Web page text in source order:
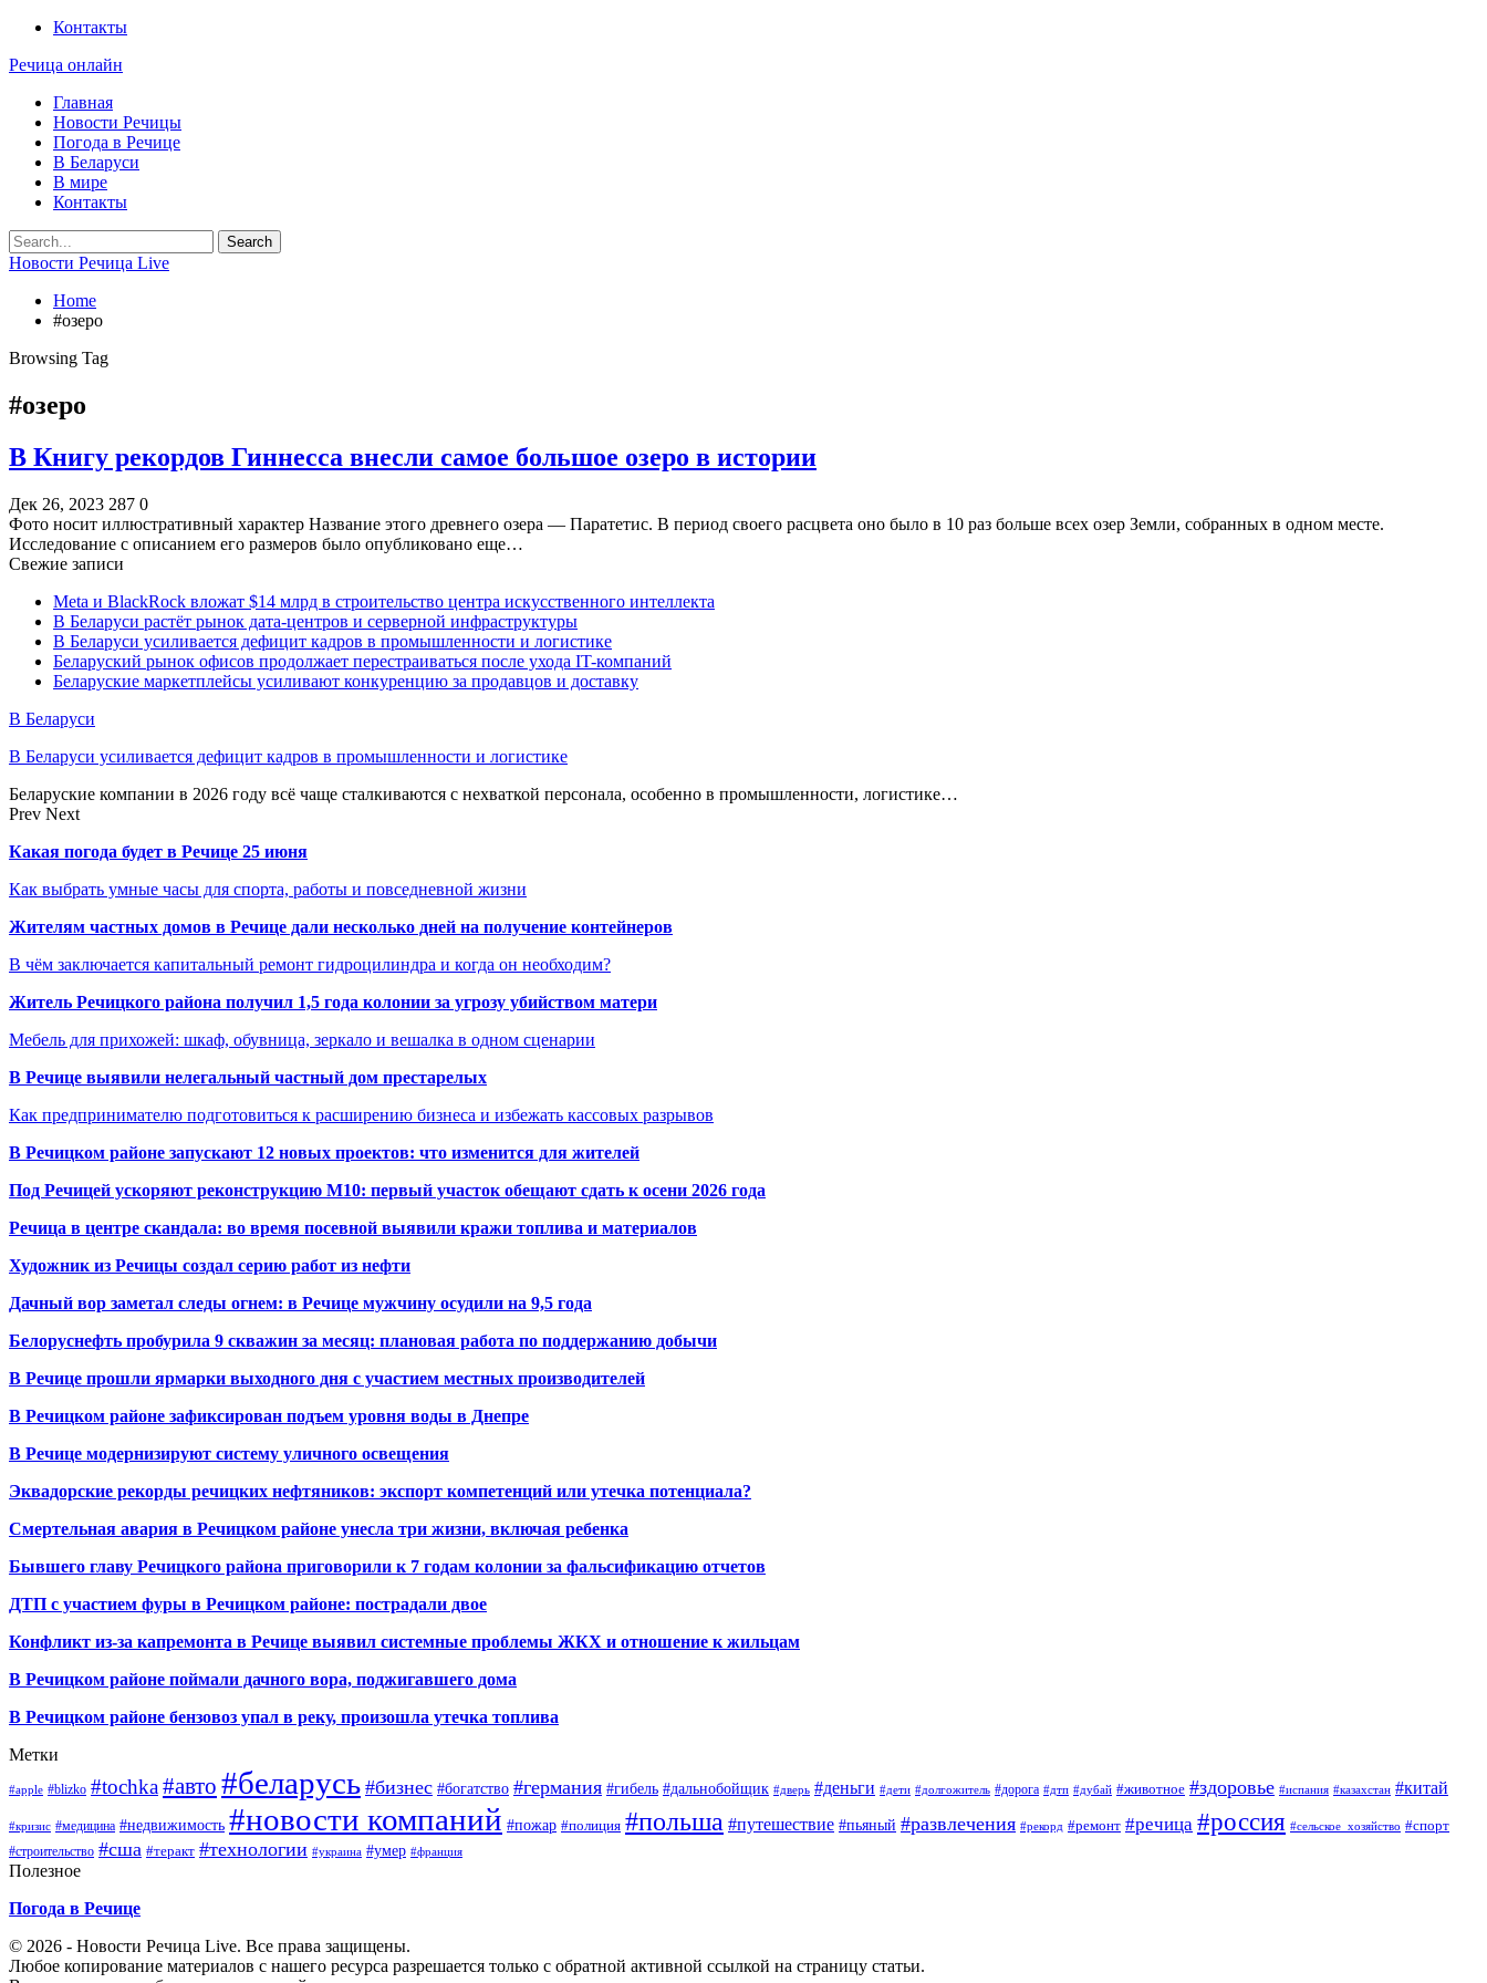
Контакты
Речица онлайн
Главная
Новости Речицы
Погода в Речице
В Беларуси
В мире
Контакты
Новости Речица Live
Home
#озеро
Browsing Tag
#озеро
В Книгу рекордов Гиннесса внесли самое большое озеро в истории
Дек 26, 2023 287 0
Фото носит иллюстративный характер Название этого древнего озера — Паратетис. В период своего расцвета оно было в 10 раз больше всех озер Земли, собранных в одном месте.
Исследование с описанием его размеров было опубликовано еще…
Свежие записи
Meta и BlackRock вложат $14 млрд в строительство центра искусственного интеллекта
В Беларуси растёт рынок дата-центров и серверной инфраструктуры
В Беларуси усиливается дефицит кадров в промышленности и логистике
Беларуский рынок офисов продолжает перестраиваться после ухода IT-компаний
Беларуские маркетплейсы усиливают конкуренцию за продавцов и доставку
В Беларуси
В Беларуси усиливается дефицит кадров в промышленности и логистике
Беларуские компании в 2026 году всё чаще сталкиваются с нехваткой персонала, особенно в промышленности, логистике…
Prev Next
Какая погода будет в Речице 25 июня
Как выбрать умные часы для спорта, работы и повседневной жизни
Жителям частных домов в Речице дали несколько дней на получение контейнеров
В чём заключается капитальный ремонт гидроцилиндра и когда он необходим?
Житель Речицкого района получил 1,5 года колонии за угрозу убийством матери
Мебель для прихожей: шкаф, обувница, зеркало и вешалка в одном сценарии
В Речице выявили нелегальный частный дом престарелых
Как предпринимателю подготовиться к расширению бизнеса и избежать кассовых разрывов
В Речицком районе запускают 12 новых проектов: что изменится для жителей
Под Речицей ускоряют реконструкцию М10: первый участок обещают сдать к осени 2026 года
Речица в центре скандала: во время посевной выявили кражи топлива и материалов
Художник из Речицы создал серию работ из нефти
Дачный вор заметал следы огнем: в Речице мужчину осудили на 9,5 года
Белоруснефть пробурила 9 скважин за месяц: плановая работа по поддержанию добычи
В Речице прошли ярмарки выходного дня с участием местных производителей
В Речицком районе зафиксирован подъем уровня воды в Днепре
В Речице модернизируют систему уличного освещения
Эквадорские рекорды речицких нефтяников: экспорт компетенций или утечка потенциала?
Смертельная авария в Речицком районе унесла три жизни, включая ребенка
Бывшего главу Речицкого района приговорили к 7 годам колонии за фальсификацию отчетов
ДТП с участием фуры в Речицком районе: пострадали двое
Конфликт из-за капремонта в Речице выявил системные проблемы ЖКХ и отношение к жильцам
В Речицком районе поймали дачного вора, поджигавшего дома
В Речицком районе бензовоз упал в реку, произошла утечка топлива
Метки
#apple #blizko #tochka#авто #беларусь #бизнес #богатство #германия #гибель #дальнобойщик #дверь #деньги #дети #долгожитель #дорога #дтп #дубай #животное #здоровье #испания #казахстан #китай
#кризис #медицина #недвижимость #новости компаний #пожар #полиция #польша #путешествие #пьяный #развлечения #рекорд #ремонт #речица #россия #сельское_хозяйство #спорт
#строительство #сша #теракт #технологии #украина #умер #франция
Полезное
Погода в Речице
© 2026 - Новости Речица Live. Все права защищены.
Любое копирование материалов с нашего ресурса разрешается только с обратной активной ссылкой на страницу статьи.